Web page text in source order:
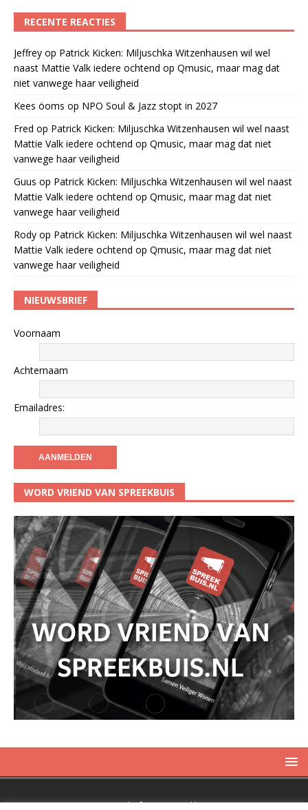
RECENTE REACTIES
Jeffrey op Patrick Kicken: Miljuschka Witzenhausen wil wel
naast Mattie Valk iedere ochtend op Qmusic, maar mag dat
niet vanwege haar veiligheid
Kees öoms op NPO Soul & Jazz stopt in 2027
Fred op Patrick Kicken: Miljuschka Witzenhausen wil wel naast
Mattie Valk iedere ochtend op Qmusic, maar mag dat niet
vanwege haar veiligheid
Guus op Patrick Kicken: Miljuschka Witzenhausen wil wel naast
Mattie Valk iedere ochtend op Qmusic, maar mag dat niet
vanwege haar veiligheid
Rody op Patrick Kicken: Miljuschka Witzenhausen wil wel naast
Mattie Valk iedere ochtend op Qmusic, maar mag dat niet
vanwege haar veiligheid
NIEUWSBRIEF
Voornaam
Achternaam
Emailadres:
WORD VRIEND VAN SPREEKBUIS
Copyright © 2019 Spreekbuis